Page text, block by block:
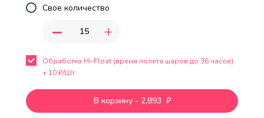
Свое количество
- +
Обработка Hi-Float (время полета шаров до 36 часов)
+ 10₽/Шт.
В корзину - 2,893 ₽